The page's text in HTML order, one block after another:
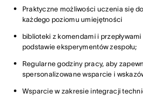
Praktyczne możliwości uczenia się
każdego poziomu umiejętności
biblioteki z komendami i
podstawie eksperymentów zespołu;
Regularne godziny pracy, aby
spersonalizowane wsparcie i
Wsparcie w zakresie integracji